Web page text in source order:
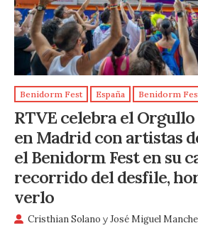
Benidorm Fest España Benidorm
RTVE celebra el Orgullo
en Madrid con artistas
el Benidorm Fest en su
recorrido del desfile,
verlo
Cristhian Solano yJosé Miguel